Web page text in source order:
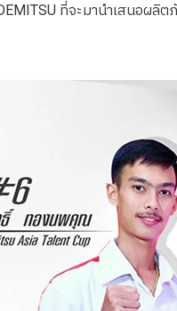
ที่จะมานำเสนอผลิ